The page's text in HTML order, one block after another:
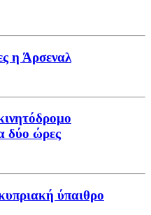
η Άρσεναλ
δύο ώρες
ύπαιθρο